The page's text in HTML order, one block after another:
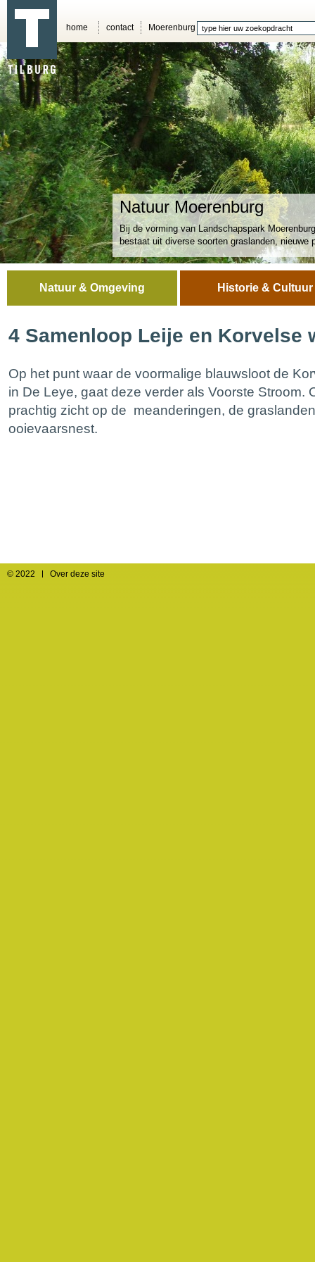
home contact Moerenburg
Natuur Moerenburg
Bij de vorming van Landschapspark
bestaat uit diverse soorten graslanden, nieuwe
Natuur & Omgeving Historie & Cultuur
4 Samenloop Leije en Korvelse
Op het punt waar de voormalige blauwsloot de
in De Leye, gaat deze verder als Voorste Stroom.
prachtig zicht op de meanderingen, de
ooievaarsnest.
© 2022 Over deze site